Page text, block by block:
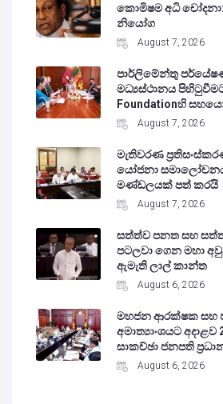
කොමිෂම අධි චෝදනා:
නියෝග
August 7, 2026
පාර්ලිමේන්තු
මධ්‍යස්ථානය
Foundationහි
August 7, 2026
මැතිවරණ
යෝජනා
මණ්ඩලයක් පත් කරයි
August 7, 2026
සත්ත්ව පනත සහ
පටලවා ගෙන මහා
ඇමැති ලාල් කාන්ත
August 6, 2026
මහජන ආරක්ෂක සහ
අමාත්‍යාංශයට අදාළව
සාකච්ඡා ජනපති
August 6, 2026